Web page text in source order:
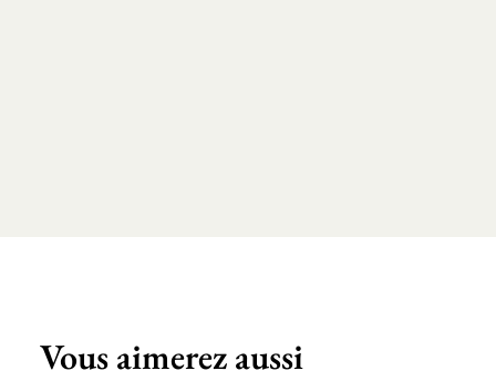
Vous aimerez aussi